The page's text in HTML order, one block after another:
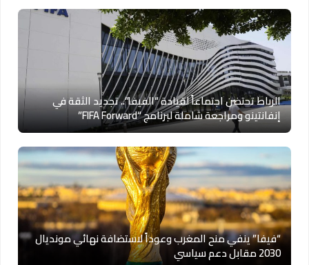
الرباط تحتضن اجتماعاً لقيادة “الفيفا”.. تجديد الثقة في
إنفانتينو ومراجعة شاملة لبرنامج “FIFA Forward”
“فيفا” ينفي منح المغرب وعوداً لاستضافة نهائي مونديال
2030 مقابل دعم سياسي